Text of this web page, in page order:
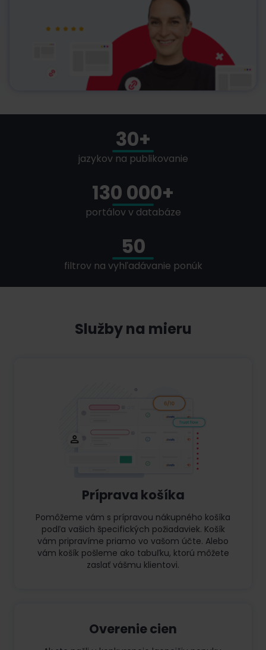
30+
jazykov na publikovanie
130 000+
portálov v databáze
50
filtrov na vyhľadávanie ponúk
Služby na mieru
Príprava košíka
Pomôžeme vám s prípravou nákupného košíka
podľa vašich špecifických požiadaviek. Košík
vám pripravíme priamo vo vašom účte. Alebo
vám košík pošleme ako tabuľku, ktorú môžete
zaslať vášmu klientovi.
Overenie cien